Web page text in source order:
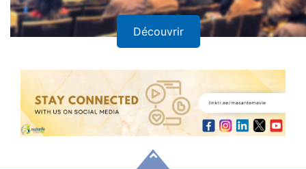
Découvrir